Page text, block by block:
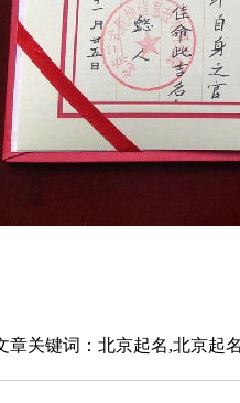
章关键词：北京起名,北京起